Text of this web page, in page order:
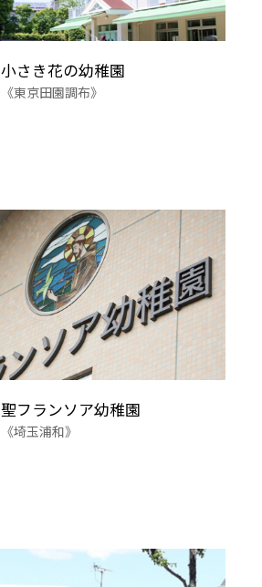
小さき花の幼稚園
《東京田園調布》
聖フランソア幼稚園
《埼玉浦和》